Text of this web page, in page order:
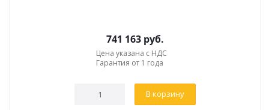
741 163 руб.
Цена указана с НДС
Гарантия от 1 года
В корзину